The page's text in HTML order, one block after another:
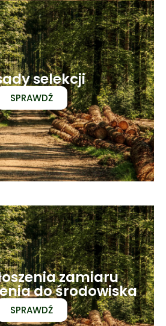
selekcji
SPRAWDŹ
zamiaru
do środowiska
SPRAWDŹ